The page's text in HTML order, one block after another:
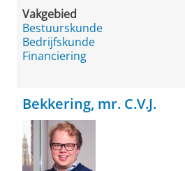
Vakgebied
Bestuurskunde
Bedrijfskunde
Financiering
Bekkering, mr. C.V.J.